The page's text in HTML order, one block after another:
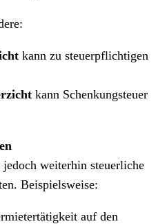
kann zu steuerpflichtigen
kann Schenkungsteuer
weiterhin steuerliche
Beispielsweise:
auf den